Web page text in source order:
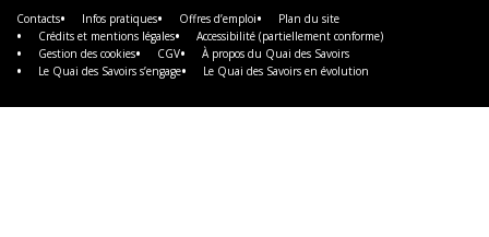
Contacts Infos pratiques Offres d’emploi
Plan du site
Crédits et mentions légales
Accessibilité (partiellement conforme)
Gestion des cookies
CGV
À propos du Quai des Savoirs
Le Quai des Savoirs s’engage
Le Quai des Savoirs en évolution